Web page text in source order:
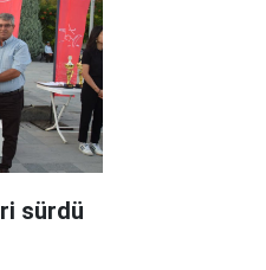
sürdü